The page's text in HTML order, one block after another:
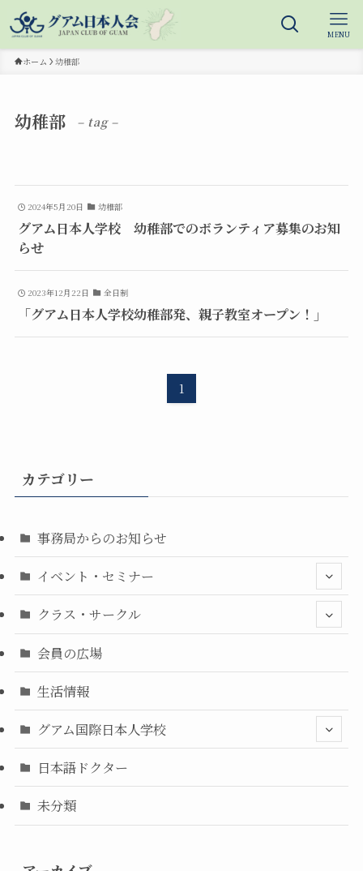
MENU
ホーム 幼稚部
幼稚部 – tag –
2024年5月20日 幼稚部
グアム日本人学校 幼稚部でのボランティア募集のお知
らせ
2023年12月22日 全日制
「グアム日本人学校幼稚部発、親子教室オープン！」
1
カテゴリー
事務局からのお知らせ
イベント・セミナー
クラス・サークル
会員の広場
生活情報
グアム国際日本人学校
日本語ドクター
未分類